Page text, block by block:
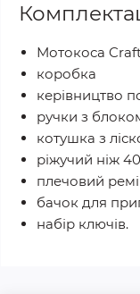
Мотокоса
коробка
керівництво
ручки з
котушка з
ріжучий ніж
плечовий
бачок для
набір ключів.